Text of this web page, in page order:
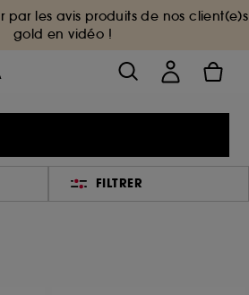
par les avis produits de nos client(e)s
gold en vidéo !
FILTRER